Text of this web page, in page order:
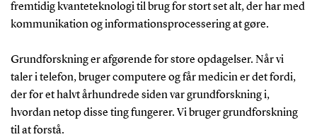
fremtidig kvanteteknologi til brug for stort set alt, der har med
kommunikation og informationsprocessering at gøre.
Grundforskning er afgørende for store opdagelser. Når vi
taler i telefon, bruger computere og får medicin er det fordi,
der for et halvt århundrede siden var grundforskning i,
hvordan netop disse ting fungerer. Vi bruger grundforskning
til at forstå.